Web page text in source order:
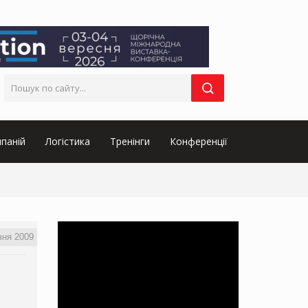
Логістика Тренінги Конференції
2009